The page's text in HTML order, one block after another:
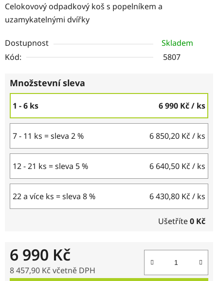
Celokovový odpadkový koš s popelníkem a
uzamykatelnými dvířky
Dostupnost
Skladem
Kód:
5807
Množstevní sleva
1 - 6 ks 6 990 Kč/ ks
7 - 11 ks = sleva 2 % 6 850,20 Kč / ks
12 - 21 ks = sleva 5 % 6 640,50 Kč / ks
22 a více ks = sleva 8 % 6 430,80 Kč / ks
Ušetříte0 Kč
6 990 Kč
8 457,90 Kč včetně DPH